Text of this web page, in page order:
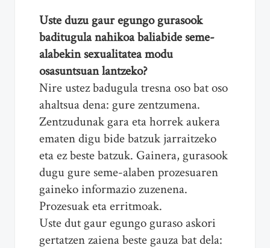
Uste duzu gaur egungo gurasook
baditugula nahikoa baliabide seme-
alabekin sexualitatea modu
osasuntsuan lantzeko?
Nire ustez badugula tresna oso bat oso
ahaltsua dena: gure zentzumena.
Zentzudunak gara eta horrek aukera
ematen digu bide batzuk jarraitzeko
eta ez beste batzuk. Gainera, gurasook
dugu gure seme-alaben prozesuaren
gaineko informazio zuzenena.
Prozesuak eta erritmoak.
Uste dut gaur egungo guraso askori
gertatzen zaiena beste gauza bat dela: